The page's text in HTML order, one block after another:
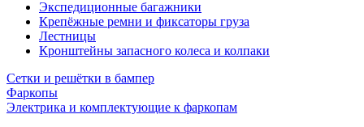
Экспедиционные багажники
Крепёжные ремни и фиксаторы груза
Лестницы
Кронштейны запасного колеса и колпаки
Сетки и решётки в бампер
Фаркопы
Электрика и комплектующие к фаркопам